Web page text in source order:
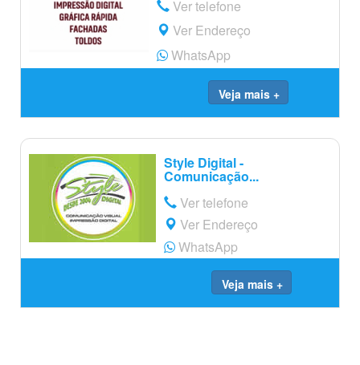
Ver telefone
Ver Endereço
WhatsApp
Veja mais +
Style Digital -
Comunicação...
Ver telefone
Ver Endereço
WhatsApp
Veja mais +